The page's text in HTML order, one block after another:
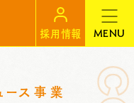
採用情報 MENU
ース事業